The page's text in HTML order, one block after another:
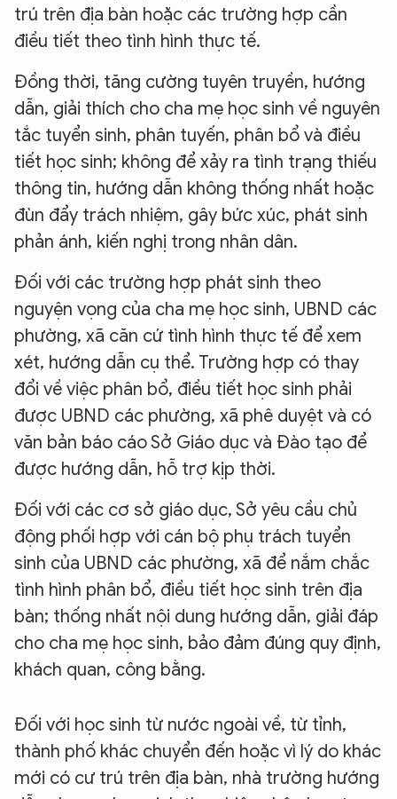
trú trên địa bàn hoặc các trường hợp cần
điều tiết theo tình hình thực tế.
Đồng thời, tăng cường tuyên truyền, hướng
dẫn, giải thích cho cha mẹ học sinh về nguyên
tắc tuyển sinh, phân tuyến, phân bổ và điều
tiết học sinh; không để xảy ra tình trạng thiếu
thông tin, hướng dẫn không thống nhất hoặc
đùn đẩy trách nhiệm, gây bức xúc, phát sinh
phản ánh, kiến nghị trong nhân dân.
Đối với các trường hợp phát sinh theo
nguyện vọng của cha mẹ học sinh, UBND các
phường, xã căn cứ tình hình thực tế để xem
xét, hướng dẫn cụ thể. Trường hợp có thay
đổi về việc phân bổ, điều tiết học sinh phải
được UBND các phường, xã phê duyệt và có
văn bản báo cáo Sở Giáo dục và Đào tạo để
được hướng dẫn, hỗ trợ kịp thời.
Đối với các cơ sở giáo dục, Sở yêu cầu chủ
động phối hợp với cán bộ phụ trách tuyển
sinh của UBND các phường, xã để nắm chắc
tình hình phân bổ, điều tiết học sinh trên địa
bàn; thống nhất nội dung hướng dẫn, giải đáp
cho cha mẹ học sinh, bảo đảm đúng quy định,
khách quan, công bằng.
Đối với học sinh từ nước ngoài về, từ tỉnh,
thành phố khác chuyển đến hoặc vì lý do khác
mới có cư trú trên địa bàn, nhà trường hướng